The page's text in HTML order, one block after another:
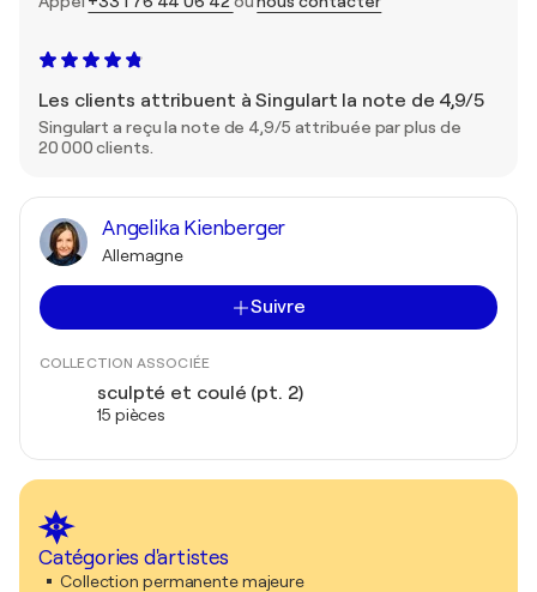
Les clients attribuent à Singulart la note de 4,9/5
Singulart a reçu la note de 4,9/5 attribuée par plus de
20 000 clients.
Angelika Kienberger
Allemagne
Suivre
COLLECTION ASSOCIÉE
sculpté et coulé (pt. 2)
15 pièces
Catégories d'artistes
Collection permanente majeure